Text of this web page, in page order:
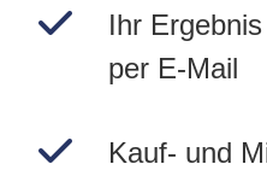
Ihr
per E-Mail
Kauf- und